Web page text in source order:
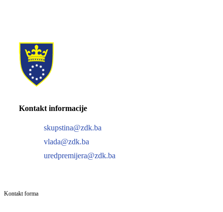
Kontakt informacije
skupstina@zdk.ba
vlada@zdk.ba
uredpremijera@zdk.ba
Kontakt forma